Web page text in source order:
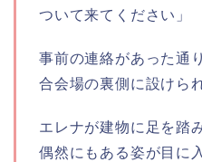
ついて来てください」
事前の連絡があった通
合会場の裏側に設けら
エレナが建物に足を踏
偶然にもある姿が目に